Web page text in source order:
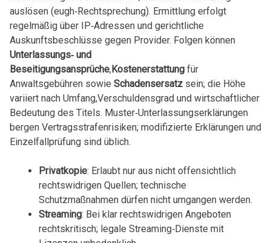
auslösen (eugh‑Rechtsprechung). Ermittlung erfolgt
regelmäßig über IP‑Adressen und gerichtliche
Auskunftsbeschlüsse gegen Provider. Folgen‌ können
Unterlassungs‑⁢ und
Beseitigungsansprüche,Kostenerstattungfür
Anwaltsgebühren sowie Schadensersatzsein; die Höhe
variiert nach‍ Umfang,Verschuldensgrad und⁣ wirtschaftlicher
Bedeutung‍ des Titels. Muster‑Unterlassungserklärungen
bergen Vertragsstrafenrisiken; modifizierte ⁢Erklärungen und‌
Einzelfallprüfung sind üblich.
Privatkopie: Erlaubt nur ‌aus nicht offensichtlich
rechtswidrigen Quellen; technische
Schutzmaßnahmen dürfen nicht umgangen werden.
Streaming: Bei ⁢klar rechtswidrigen Angeboten
rechtskritisch; legale Streaming‑Dienste mit